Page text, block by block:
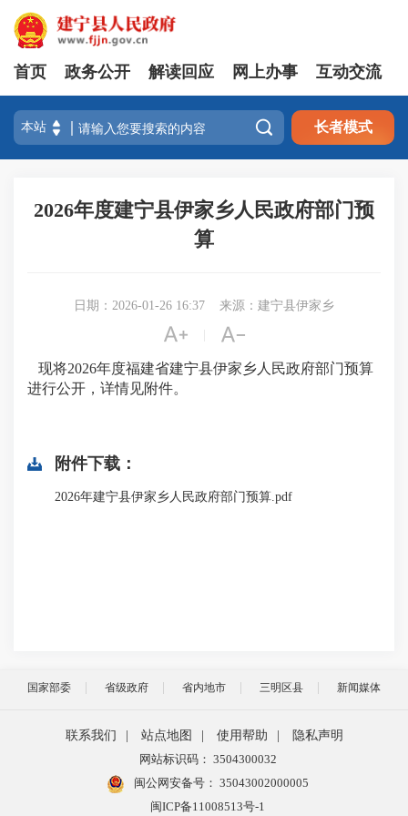
首页 政务公开 解读回应 网上办事 互动交流
 长者模式
2026年度建宁县伊家乡人民政府部门预
算
日期：2026-01-26 16:37 来源：建宁县伊家乡
 
现将2026年度福建省建宁县伊家乡人民政府部门预算
进行公开，详情见附件。
附件下载：
2026年建宁县伊家乡人民政府部门预算.pdf
国家部委 省级政府 省内地市 三明区县 新闻媒体
联系我们 站点地图 使用帮助
隐私声明
网站标识码： 3504300032
闽公网安备号： 35043002000005
闽ICP备11008513号-1